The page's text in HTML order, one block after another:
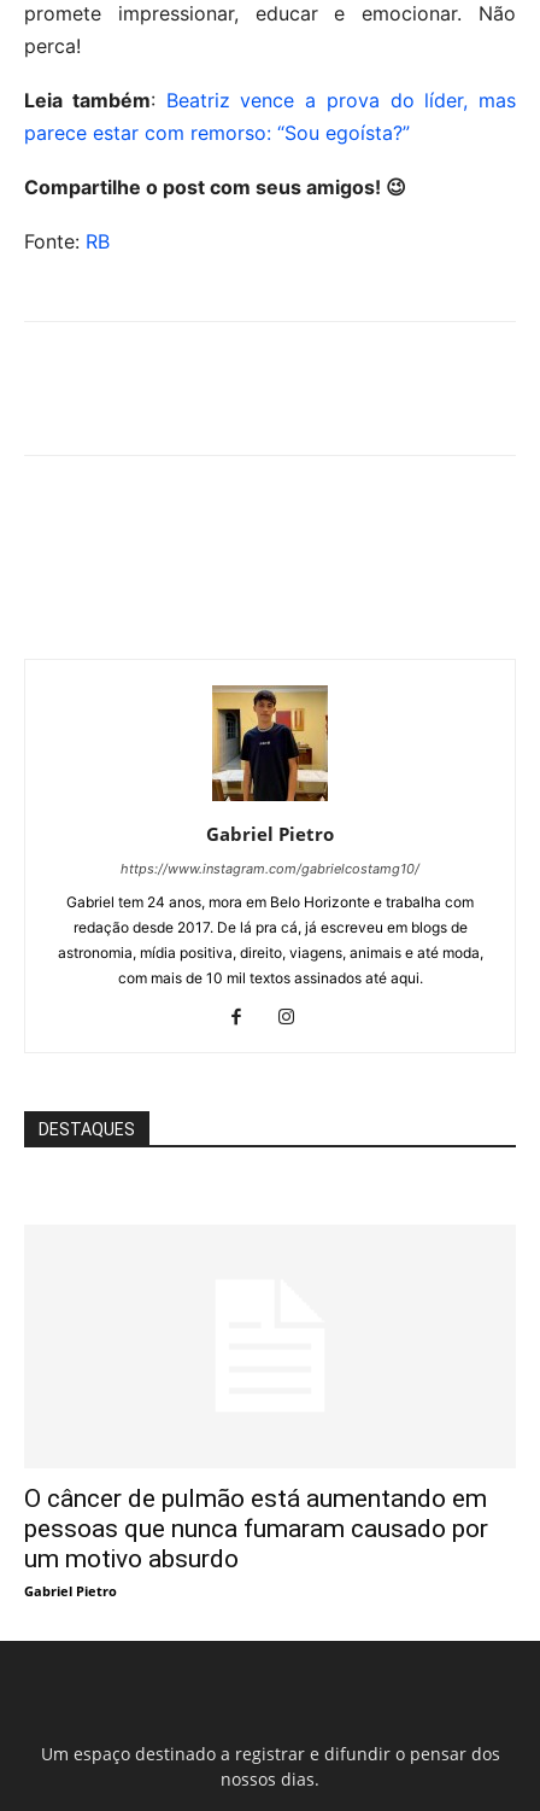
promete impressionar, educar e emocionar. Não
perca!
Leia também: Beatriz vence a prova do líder, mas
parece estar com remorso: “Sou egoísta?”
Compartilhe o post com seus amigos! 😉
Fonte: RB
Gabriel Pietro
https://www.instagram.com/gabrielcostamg10/
Gabriel tem 24 anos, mora em Belo Horizonte e trabalha com
redação desde 2017. De lá pra cá, já escreveu em blogs de
astronomia, mídia positiva, direito, viagens, animais e até moda,
com mais de 10 mil textos assinados até aqui.
DESTAQUES
O câncer de pulmão está aumentando em
pessoas que nunca fumaram causado por
um motivo absurdo
Gabriel Pietro
Um espaço destinado a registrar e difundir o pensar dos
nossos dias.